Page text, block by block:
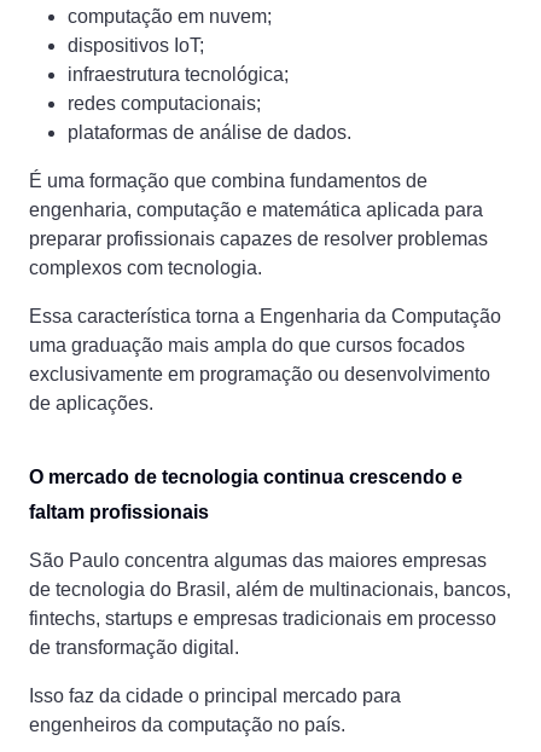
computação em nuvem;
dispositivos IoT;
infraestrutura tecnológica;
redes computacionais;
plataformas de análise de dados.
É uma formação que combina fundamentos de
engenharia, computação e matemática aplicada para
preparar profissionais capazes de resolver problemas
complexos com tecnologia.
Essa característica torna a Engenharia da Computação
uma graduação mais ampla do que cursos focados
exclusivamente em programação ou desenvolvimento
de aplicações.
O mercado de tecnologia continua crescendo e
faltam profissionais
São Paulo concentra algumas das maiores empresas
de tecnologia do Brasil, além de multinacionais, bancos,
fintechs, startups e empresas tradicionais em processo
de transformação digital.
Isso faz da cidade o principal mercado para
engenheiros da computação no país.